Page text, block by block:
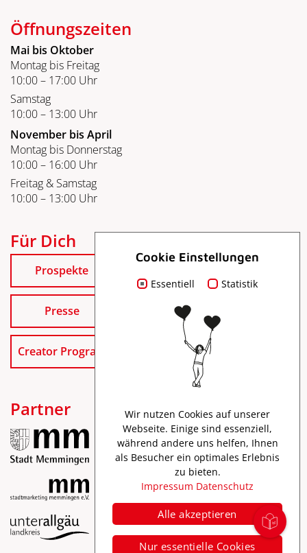
Öffnungszeiten
Mai bis Oktober
Montag bis Freitag
10:00 – 17:00 Uhr
Samstag
10:00 – 13:00 Uhr
November bis April
Montag bis Donnerstag
10:00 – 16:00 Uhr
Freitag & Samstag
10:00 – 13:00 Uhr
Für Dich
Prospekte
Presse
Creator Program
Partner
Impressum
Cookie Einstellungen
Essentiell Statistik
Wir nutzen Cookies auf unserer
Webseite. Einige sind essenziell,
während andere uns helfen, Ihnen
als Besucher ein optimales Erlebnis
zu bieten.
Impressum Datenschutz
Alle akzeptieren
Nur essentielle Cookies